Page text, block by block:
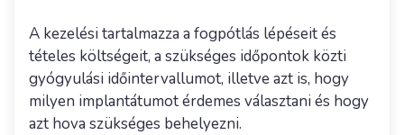
A kezelési tartalmazza a fogpótlás lépéseit és
tételes költségeit, a szükséges időpontok közti
gyógyulási időintervallumot, illetve azt is, hogy
milyen implantátumot érdemes választani és hogy
azt hova szükséges behelyezni.